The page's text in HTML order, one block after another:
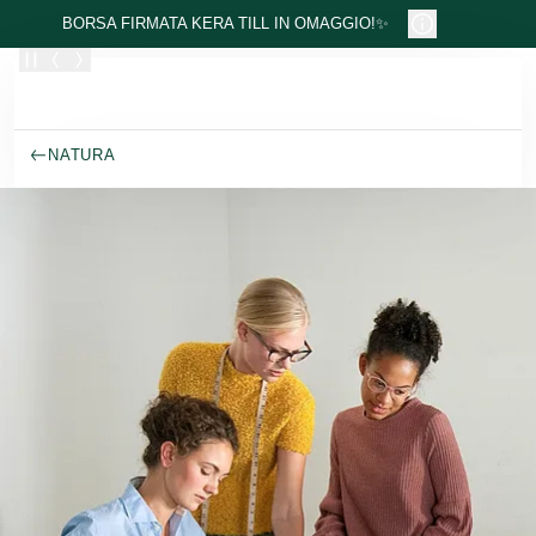
Passa al contenuto principale
BORSA FIRMATA KERA TILL IN OMAGGIO!✨
NATURA